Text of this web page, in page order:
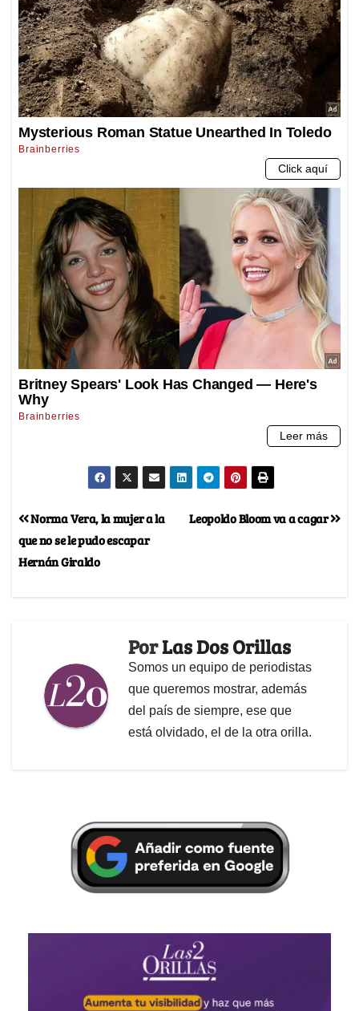
Leopoldo Bloom va a cagar
Norma Vera, la mujer a la
que no se le pudo escapar
Hernán Giraldo
PorLas Dos Orillas
Somos un equipo de periodistas
que queremos mostrar, además
del país de siempre, ese que
está olvidado, el de la otra orilla.